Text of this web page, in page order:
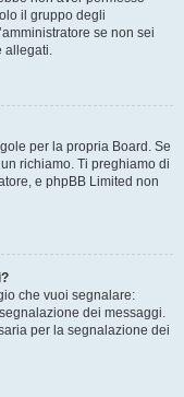
il gruppo degli
se non sei
allegati.
per la propria Board. Se
richiamo. Ti preghiamo di
e phpBB Limited non
che vuoi segnalare:
dei messaggi.
per la segnalazione dei